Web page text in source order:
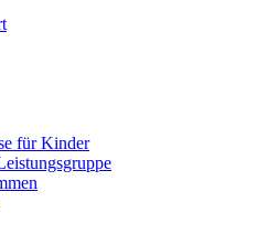
für Kinder